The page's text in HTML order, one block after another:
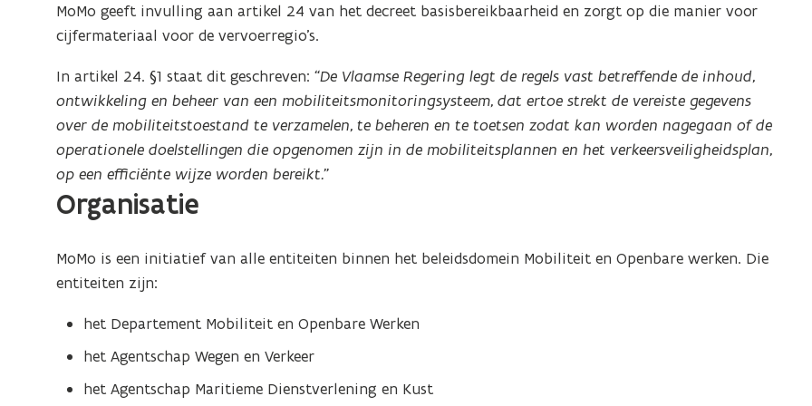
MoMo geeft invulling aan artikel 24 van het decreet basisbereikbaarheid en zorgt op die manier voor
cijfermateriaal voor de vervoerregio’s.
In artikel 24. §1 staat dit geschreven:“De Vlaamse Regering legt de regels vast betreffende de inhoud,
ontwikkeling en beheer van een mobiliteitsmonitoringsysteem, dat ertoe strekt de vereiste gegevens
over de mobiliteitstoestand te verzamelen, te beheren en te toetsen zodat kan worden nagegaan of de
operationele doelstellingen die opgenomen zijn in de mobiliteitsplannen en het verkeersveiligheidsplan,
op een efficiënte wijze worden bereikt.”
Organisatie
MoMo is een initiatief van alle entiteiten binnen het beleidsdomein Mobiliteit en Openbare werken. Die
entiteiten zijn:
het Departement Mobiliteit en Openbare Werken
het Agentschap Wegen en Verkeer
het Agentschap Maritieme Dienstverlening en Kust